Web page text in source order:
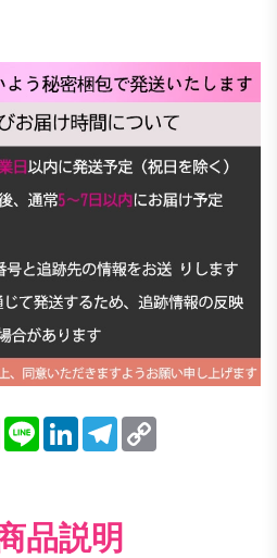
TumblrLine LinkedInTelegram
品説明